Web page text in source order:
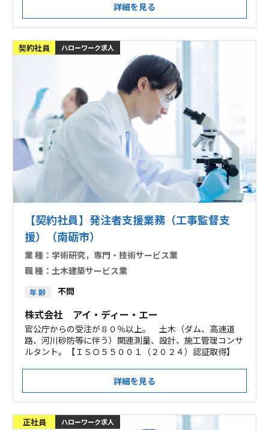
詳細を見る
契約社員 ハローワーク求人
【契約社員】発注者支援業務（工事監督支
援）（南砺市）
業 種： 学術研究，専門・技術サービス業
職 種： 土木建築サービス業
年 齢 不問
株式会社 アイ・ディー・エー
官公庁からの受注が８０％以上。 土木（ダム、高速道
路、河川砂防等に伴う）関連測量、設計、施工管理コンサ
ルタント。【ＩＳＯ５５００１（２０２４）認証取得】
詳細を見る
正社員 ハローワーク求人